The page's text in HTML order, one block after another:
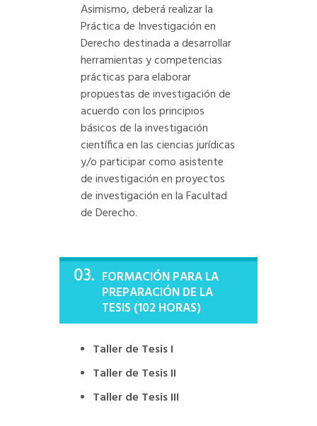
Asimismo, deberá realizar la
Práctica de Investigación en
Derecho destinada a desarrollar
herramientas y competencias
prácticas para elaborar
propuestas de investigación de
acuerdo con los principios
básicos de la investigación
científica en las ciencias jurídicas
y/o participar como asistente
de investigación en proyectos
de investigación en la Facultad
de Derecho.
03. FORMACIÓN PARA LA
PREPARACIÓN DE LA
TESIS (102 HORAS)
Taller de Tesis I
Taller de Tesis II
Taller de Tesis III